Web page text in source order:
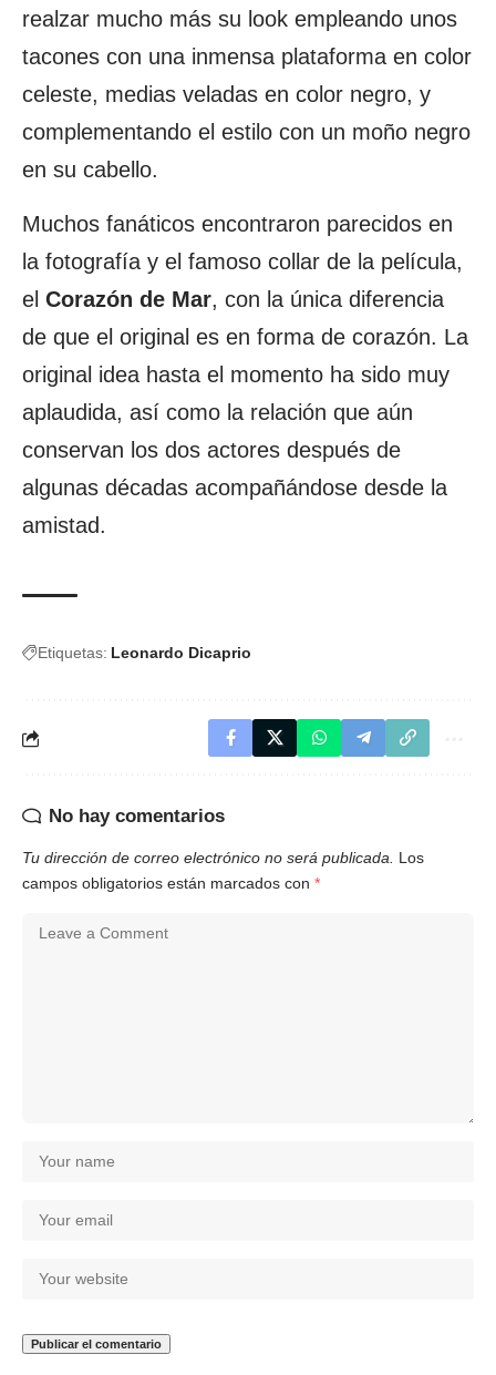
realzar mucho más su look empleando unos
tacones con una inmensa plataforma en color
celeste, medias veladas en color negro, y
complementando el estilo con un moño negro
en su cabello.
Muchos fanáticos encontraron parecidos en
la fotografía y el famoso collar de la película,
el Corazón de Mar, con la única diferencia
de que el original es en forma de corazón. La
original idea hasta el momento ha sido muy
aplaudida, así como la relación que aún
conservan los dos actores después de
algunas décadas acompañándose desde la
amistad.
Etiquetas: Leonardo Dicaprio
No hay comentarios
Tu dirección de correo electrónico no será publicada.
Los
campos obligatorios están marcados con *